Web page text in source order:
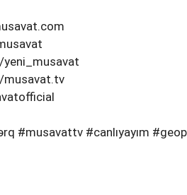
musavat.tv
#musavattv #canlıyayım